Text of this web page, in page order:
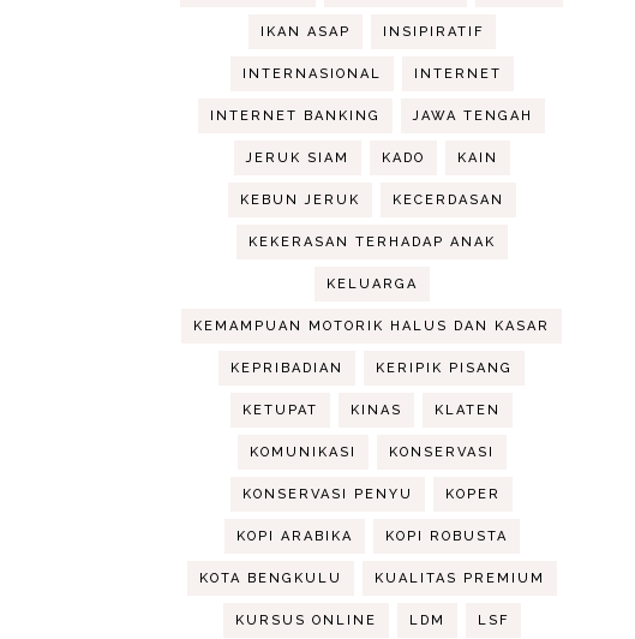
IKAN ASAP INSIPIRATIF
INTERNASIONAL INTERNET
INTERNET BANKING JAWA TENGAH
JERUK SIAM KADO KAIN
KEBUN JERUK KECERDASAN
KEKERASAN TERHADAP ANAK
KELUARGA
KEMAMPUAN MOTORIK HALUS DAN KASAR
KEPRIBADIAN KERIPIK PISANG
KETUPAT KINAS KLATEN
KOMUNIKASI KONSERVASI
KONSERVASI PENYU KOPER
KOPI ARABIKA KOPI ROBUSTA
KOTA BENGKULU KUALITAS PREMIUM
KURSUS ONLINE LDM LSF